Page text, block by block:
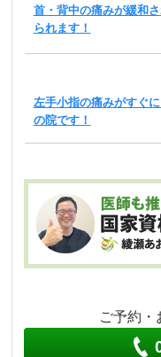
首・背中の痛みが緩和
られます！
左手小指の痛みがすぐ
の院です！
ご予約・